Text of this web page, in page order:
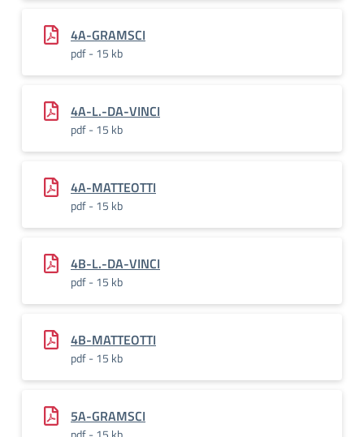
4A-GRAMSCI
pdf - 15 kb
4A-L.-DA-VINCI
pdf - 15 kb
4A-MATTEOTTI
pdf - 15 kb
4B-L.-DA-VINCI
pdf - 15 kb
4B-MATTEOTTI
pdf - 15 kb
5A-GRAMSCI